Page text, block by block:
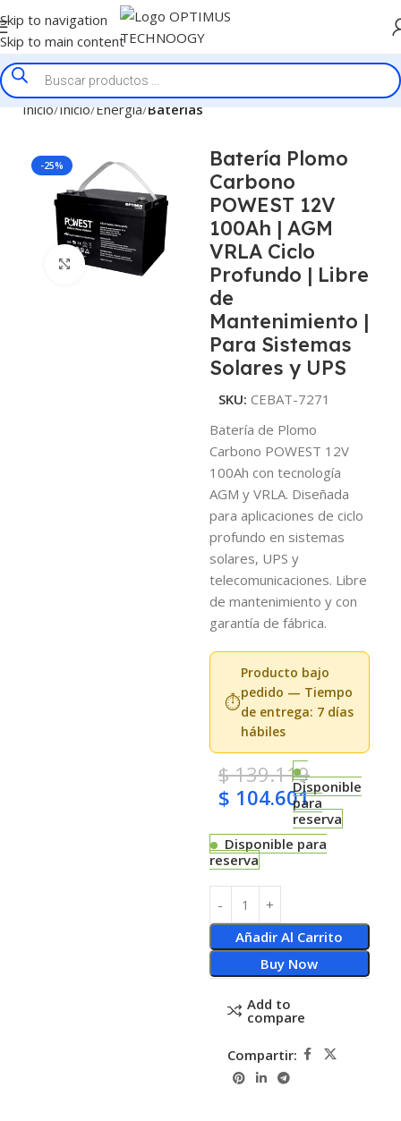
Skip to navigation
Skip to main content
Inicio Inicio Energía Baterías
-25%
Click to enlarge
Batería Plomo
Carbono
POWEST 12V
100Ah | AGM
VRLA Ciclo
Profundo | Libre
de
Mantenimiento |
Para Sistemas
Solares y UPS
SKU: CEBAT-7271
Batería de Plomo
Carbono POWEST 12V
100Ah con tecnología
AGM y VRLA. Diseñada
para aplicaciones de ciclo
profundo en sistemas
solares, UPS y
telecomunicaciones. Libre
de mantenimiento y con
garantía de fábrica.
⏱️
Producto bajo
pedido — Tiempo
de entrega: 7 días
hábiles
$139.119
$ 104.601Disponible
para
reserva
Disponible para
reserva
Añadir Al Carrito
Buy Now
Add to
compare
Compartir: